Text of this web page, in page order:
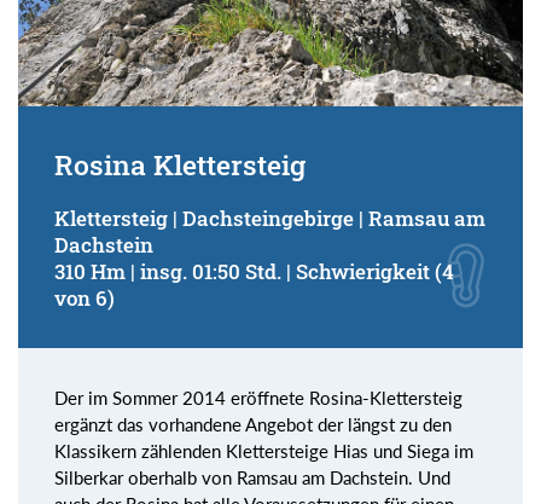
Rosina Klettersteig
Klettersteig | Dachsteingebirge | Ramsau am
Dachstein
310 Hm | insg. 01:50 Std. | Schwierigkeit (4
von 6)
Der im Sommer 2014 eröffnete Rosina-Klettersteig
ergänzt das vorhandene Angebot der längst zu den
Klassikern zählenden Klettersteige Hias und Siega im
Silberkar oberhalb von Ramsau am Dachstein. Und